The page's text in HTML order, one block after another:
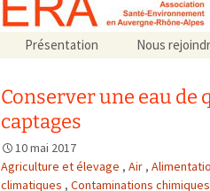
Présentation
Associations partenaires
Associations adhérentes
Nous
Conserver une eau de
captages
10 mai 2017
Agriculture et élevage , Air ,
climatiques , Contaminations chimiques